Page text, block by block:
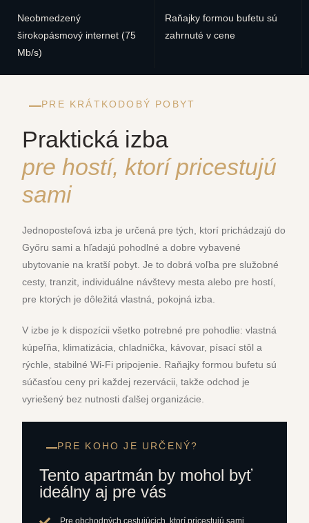
Neobmedzený
širokopásmový internet (75
Mb/s)
Raňajky formou bufetu sú
zahrnuté v cene
PRE KRÁTKODOBÝ POBYT
Praktická izba
pre hostí, ktorí pricestujú
sami
Jednoposteľová izba je určená pre tých, ktorí prichádzajú do
Győru sami a hľadajú pohodlné a dobre vybavené
ubytovanie na kratší pobyt. Je to dobrá voľba pre služobné
cesty, tranzit, individuálne návštevy mesta alebo pre hostí,
pre ktorých je dôležitá vlastná, pokojná izba.
V izbe je k dispozícii všetko potrebné pre pohodlie: vlastná
kúpeľňa, klimatizácia, chladnička, kávovar, písací stôl a
rýchle, stabilné Wi-Fi pripojenie. Raňajky formou bufetu sú
súčasťou ceny pri každej rezervácii, takže odchod je
vyriešený bez nutnosti ďalšej organizácie.
PRE KOHO JE URČENÝ?
Tento apartmán by mohol byť
ideálny aj pre vás
Pre obchodných cestujúcich, ktorí pricestujú sami